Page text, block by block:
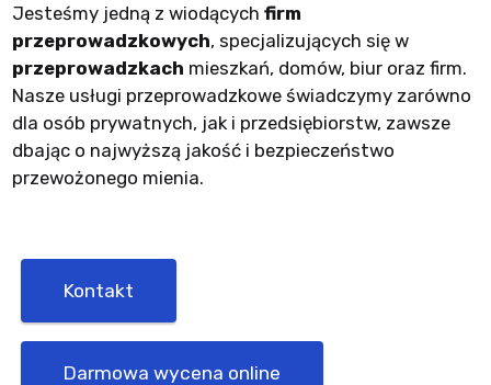
Jesteśmy jedną z wiodących firm
przeprowadzkowych, specjalizujących się w
przeprowadzkach mieszkań, domów, biur oraz firm.
Nasze usługi przeprowadzkowe świadczymy zarówno
dla osób prywatnych, jak i przedsiębiorstw, zawsze
dbając o najwyższą jakość i bezpieczeństwo
przewożonego mienia.
Kontakt
Darmowa wycena online